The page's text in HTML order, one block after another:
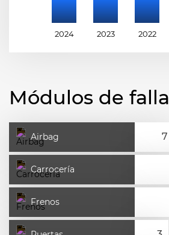
2024 2023 2022
Módulos de falla
Airbag
Carrocería
Frenos